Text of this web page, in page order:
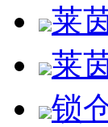
莱
莱
锁